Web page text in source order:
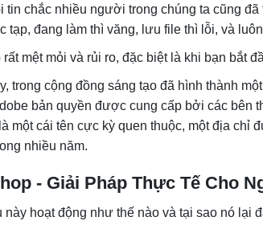
tin chắc nhiều người trong chúng ta cũng
tạp, đang làm thì văng, lưu file thì lỗi, và
mệt mỏi và rủi ro, đặc biệt là khi bạn bắt
trong cộng đồng sáng tạo đã hình thành
bản quyền được cung cấp bởi các bên
là một cái tên cực kỳ quen thuộc, một địa
nhiều năm.
- Giải Pháp Thực Tế Cho
này hoạt động như thế nào và tại sao nó lại